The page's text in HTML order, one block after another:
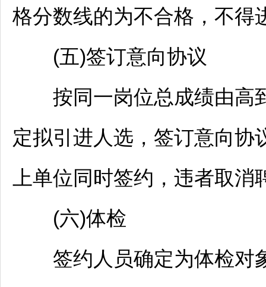
格分数线的为不合格，不得
(五)签订意向协议
按同一岗位总成绩由高
定拟引进人选，签订意向协
上单位同时签约，违者取消
(六)体检
签约人员确定为体检对